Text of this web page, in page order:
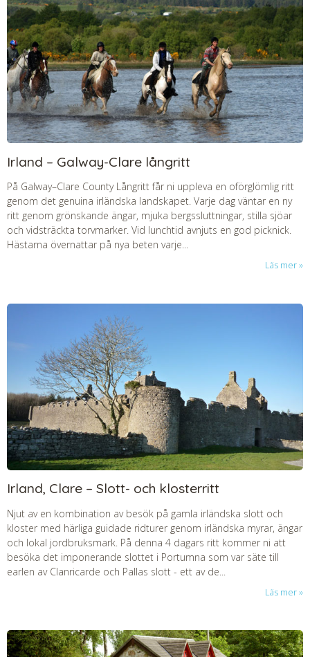
Irland – Galway-Clare långritt
På Galway–Clare County Långritt får ni uppleva en oförglömlig ritt
genom det genuina irländska landskapet. Varje dag väntar en ny
ritt genom grönskande ängar, mjuka bergssluttningar, stilla sjöar
och vidsträckta torvmarker. Vid lunchtid avnjuts en god picknick.
Hästarna övernattar på nya beten varje...
Läs mer
Irland, Clare – Slott- och klosterritt
Njut av en kombination av besök på gamla irländska slott och
kloster med härliga guidade ridturer genom irländska myrar, ängar
och lokal jordbruksmark. På denna 4 dagars ritt kommer ni att
besöka det imponerande slottet i Portumna som var säte till
earlen av Clanricarde och Pallas slott - ett av de...
Läs mer